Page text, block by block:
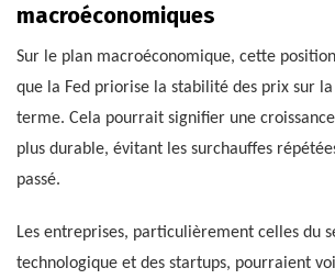
macroéconomiques
Sur le plan macroéconomique, cette
que la Fed priorise la stabilité des prix sur
terme. Cela pourrait signifier une
plus durable, évitant les surchauffes
passé.
Les entreprises, particulièrement celles du
technologique et des startups, pourraient